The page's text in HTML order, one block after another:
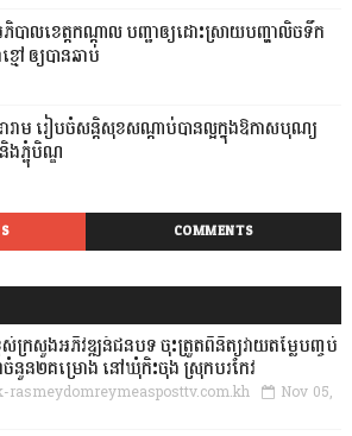
បាលខេត្តកណ្ដាល បញ្ជាឲ្យដោះស្រាយបញ្ហាលិចទឹក
មៅ ឲ្យបានឆាប់
ារាម រៀបចំសន្តិសុខសណ្តាប់បានល្អក្នុងឱកាសបុណ្យ
ងភ្ជុំបិណ្ឌ
COMMENTS
ពស់ក្រសួងអភិវឌ្ឍន៍ជនបទ ចុះត្រួតពិនិត្យវាយតម្លៃបញ្ចប់
នួន២គម្រោង នៅឃុំកិះចុង ស្រុកបរកែវ
rasmeydomreymeasposttv.com.kh Nov 05,